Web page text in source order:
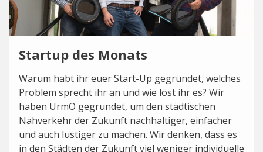
Startup des Monats
Warum habt ihr euer Start-Up gegründet, welches
Problem sprecht ihr an und wie löst ihr es? Wir
haben UrmO gegründet, um den städtischen
Nahverkehr der Zukunft nachhaltiger, einfacher
und auch lustiger zu machen. Wir denken, dass es
in den Städten der Zukunft viel weniger individuelle